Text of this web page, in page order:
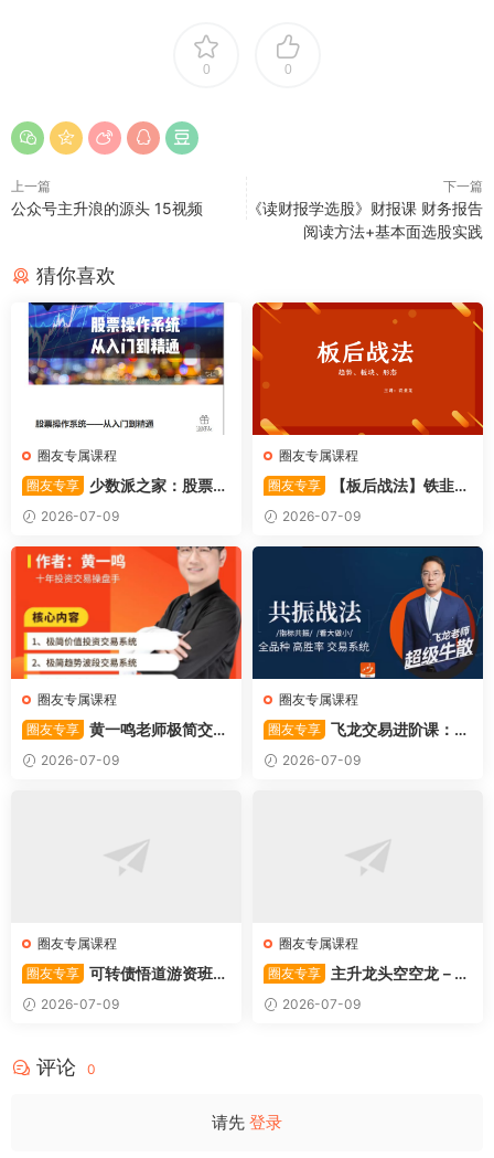
0 0
上一篇
公众号主升浪的源头 15视频
下一篇
《读财报学选股》财报课 财务报告
阅读方法+基本面选股实践
猜你喜欢
圈友专属课程
圈友专享
少数派之家：股票操
作系统—从入门到精通
2026-07-09
圈友专属课程
圈友专享
【板后战法】铁韭菜
板后强势战法
2026-07-09
圈友专属课程
圈友专享 黄一鸣老师极简交易
系统2026-07-09
圈友专属课程
圈友专享 飞龙交易进阶课：共
振战法
2026-07-09
圈友专属课程
圈友专享 可转债悟道游资班出
奇系列悟道系列守正系列课程-
卓妍
2026-07-09
圈友专属课程
圈友专享
主升龙头空空龙－竞
价抢筹盘口的量化公式与十几
年的体系干货，全篇2026061
2026-07-09
评论 0
请先 登录